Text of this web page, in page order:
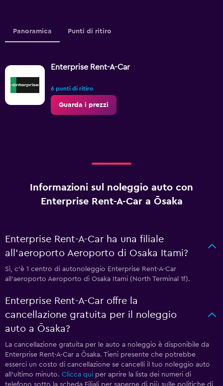
Panoramica Punti di ritiro
Enterprise Rent-A-Car
6 punti di ritiro
Guarda i prezzi
Informazioni sul noleggio auto con
Enterprise Rent-A-Car a Ōsaka
Enterprise Rent-A-Car ha una filiale
all'aeroporto Aeroporto di Osaka Itami?
Sì, c'è 1 centro di autonoleggio Enterprise Rent-A-Car
all'aeroporto Aeroporto di Osaka Itami (North Terminal 1f).
Enterprise Rent-A-Car offre la
cancellazione gratuita per il noleggio
auto a Ōsaka?
La cancellazione gratuita per le auto a noleggio è disponibile da
Enterprise Rent-A-Car a Ōsaka. Tieni presente che potrebbe
esserci un costo di cancellazione se cancelli il tuo noleggio auto
all'ultimo minuto. Clicca qui per aprire la lista dei numeri di
telefono sotto la scheda Filiali per saperne di più sulle politiche di